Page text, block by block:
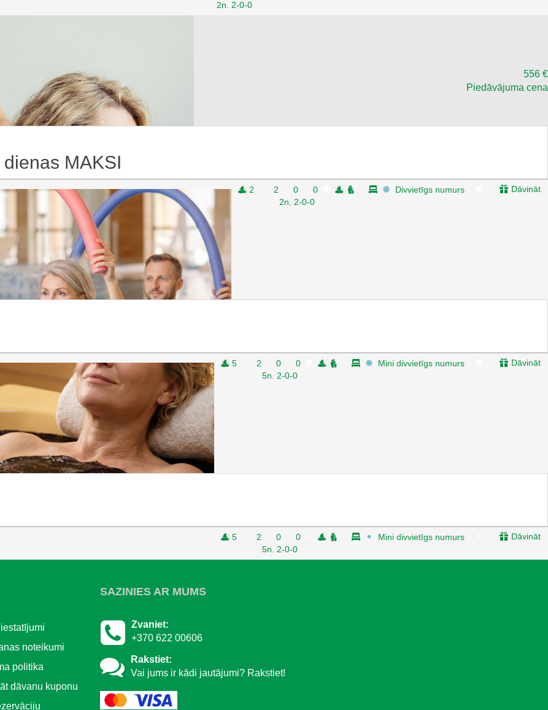
2n. 2-0-0
MAKSI
556 €
Piedāvājuma cena
MAKSI
Dāvināt
Divvietīgs numurs
2 2 0
0
2n. 2-0-0
MINI
1220 €
Piedāvājuma cena
Dāvināt
Mini divvietīgs numurs
5 2 0
0
5n. 2-0-0
MAXI
1510 €
Piedāvājuma cena
Dāvināt
Mini divvietīgs numurs
5 2 0
0
5n. 2-0-0
noteikumi
politika
dāvanu kuponu
SAZINIES AR MUMS
Zvaniet:
+370 622 00606
Rakstiet:
Vai jums ir kādi jautājumi? Rakstiet!